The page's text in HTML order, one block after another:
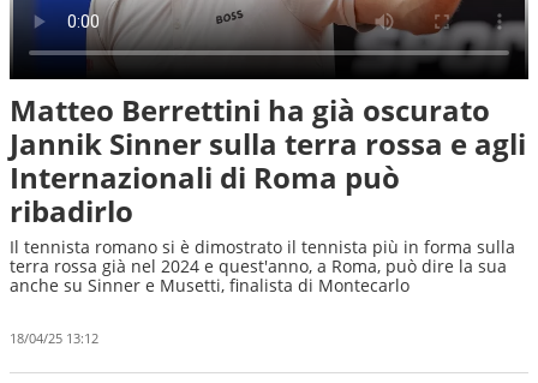
Matteo Berrettini ha già oscurato
Jannik Sinner sulla terra rossa e agli
Internazionali di Roma può
ribadirlo
Il tennista romano si è dimostrato il tennista più in forma sulla
terra rossa già nel 2024 e quest'anno, a Roma, può dire la sua
anche su Sinner e Musetti, finalista di Montecarlo
18/04/25 13:12